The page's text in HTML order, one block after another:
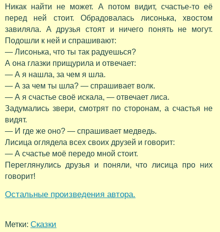
Никак найти не может. А потом видит, счастье-то её
перед ней стоит. Обрадовалась лисонька, хвостом
завиляла. А друзья стоят и ничего понять не могут.
Подошли к ней и спрашивают:
— Лисонька, что ты так радуешься?
А она глазки прищурила и отвечает:
— А я нашла, за чем я шла.
— А за чем ты шла? — спрашивает волк.
— А я счастье своё искала, — отвечает лиса.
Задумались звери, смотрят по сторонам, а счастья не
видят.
— И где же оно? — спрашивает медведь.
Лисица оглядела всех своих друзей и говорит:
— А счастье моё передо мной стоит.
Переглянулись друзья и поняли, что лисица про них
говорит!
Остальные произведения автора.
Метки: Сказки